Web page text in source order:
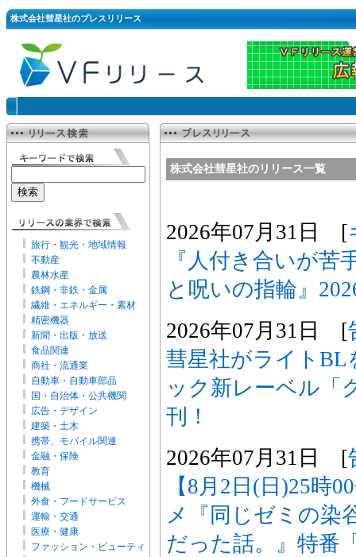
株式会社彗星社のプレスリリース
旅行・観光・地域情報
不動産
農林水産
鉄鋼・非鉄・金属
繊維・エネルギー・素材
精密機器
新聞・出版・放送
食品関連
商社・流通業
自動車・自動車部品
国・自治体・公共機関
広告・デザイン
建築・土木
携帯、モバイル関連
金融・保険
教育
機械
外食・フードサービス
運輸・交通
医療・健康
ファッション・ビューティ
株式会社彗星社のリリース一覧
2026年07月31日 [
『人付き合いが苦
と呪いの指輪』
2026年07月31日 [
彗星社がライトBL
ック新レーベル「
刊！
2026年07月31日 [
【8月2日(日)25時
メ『同じゼミの染
だった話。』特番